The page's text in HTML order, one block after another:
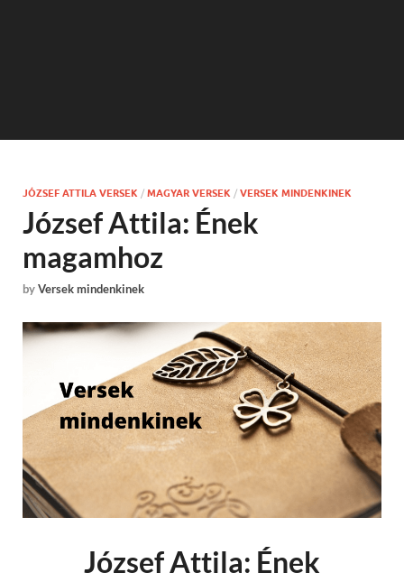
JÓZSEF ATTILA VERSEK / MAGYAR VERSEK / VERSEK MINDENKINEK
József Attila: Ének
magamhoz
byVersek mindenkinek
József Attila: Ének